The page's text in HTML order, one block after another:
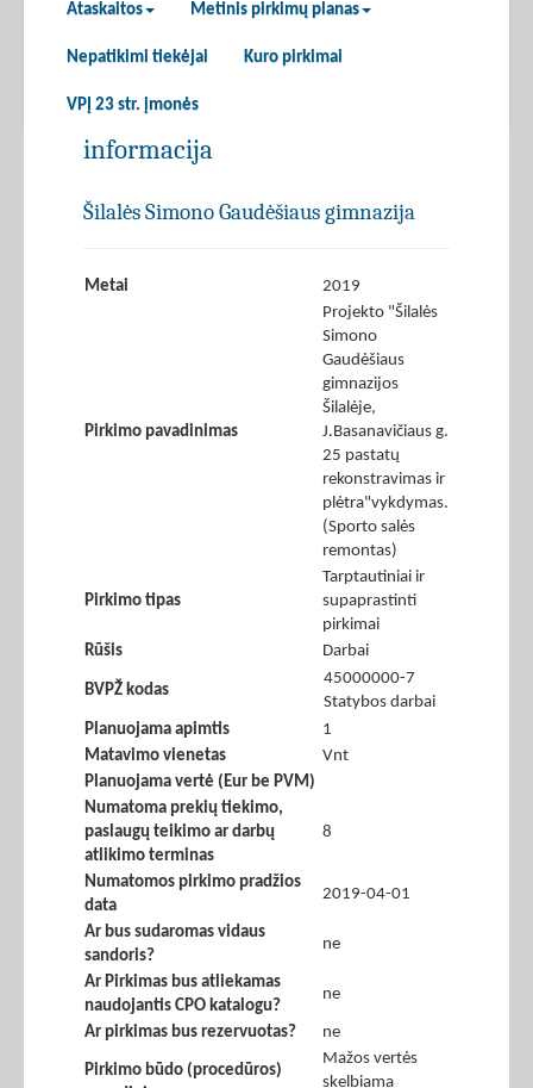
Ataskaitos Metinis pirkimų planas
Nepatikimi tiekėjai Kuro pirkimai
VPĮ 23 str. įmonės
informacija
Šilalės Simono Gaudėšiaus gimnazija
Metai 2019
Pirkimo pavadinimas
Projekto "Šilalės
Simono
Gaudėšiaus
gimnazijos
Šilalėje,
J.Basanavičiaus g.
25 pastatų
rekonstravimas ir
plėtra"vykdymas.
(Sporto salės
remontas)
Pirkimo tipas
Tarptautiniai ir
supaprastinti
pirkimai
Rūšis
Darbai
BVPŽ kodas
45000000-7
Statybos darbai
Planuojama apimtis
1
Matavimo vienetas
Vnt
Planuojama vertė (Eur be PVM)
Numatoma prekių tiekimo,
paslaugų teikimo ar darbų
atlikimo terminas
8
Numatomos pirkimo pradžios
data
2019-04-01
Ar bus sudaromas vidaus
sandoris?
ne
Ar Pirkimas bus atliekamas
naudojantis CPO katalogu?
ne
Ar pirkimas bus rezervuotas? ne
Pirkimo būdo (procedūros)
Mažos vertės
skelbiama